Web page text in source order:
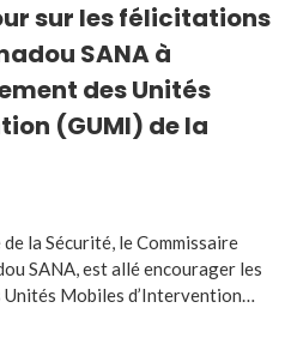
sur les félicitations
SANA à
des Unités
(GUMI) de la
la Sécurité, le Commissaire
SANA, est allé encourager les
Unités Mobiles d’Intervention…